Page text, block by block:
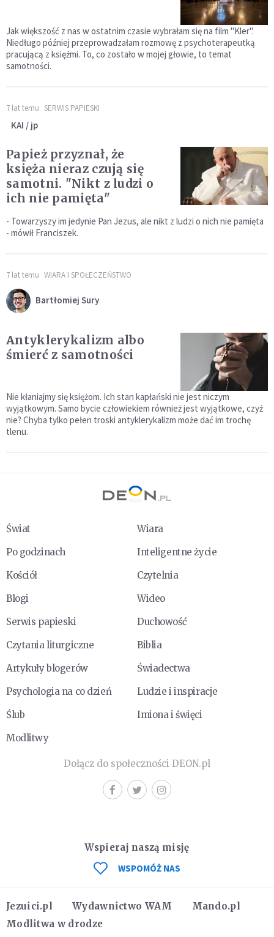
Jak większość z nas w ostatnim czasie wybrałam się na film "Kler".
Niedługo później przeprowadzałam rozmowę z psychoterapeutką
pracującą z księżmi. To, co zostało w mojej głowie, to temat
samotności.
7 lat temu SERWIS PAPIESKI
KAI / jp
Papież przyznał, że
księża nieraz czują się
samotni. "Nikt z ludzi o
ich nie pamięta"
- Towarzyszy im jedynie Pan Jezus, ale nikt z ludzi o nich nie pamięta
- mówił Franciszek.
7 lat temu WIARA I SPOŁECZEŃSTWO
Bartłomiej Sury
Antyklerykalizm albo
śmierć z samotności
Nie kłaniajmy się księżom. Ich stan kapłański nie jest niczym
wyjątkowym. Samo bycie człowiekiem również jest wyjątkowe, czyż
nie? Chyba tylko pełen troski antyklerykalizm może dać im trochę
tlenu.
Świat
Wiara
Po godzinach
Inteligentne życie
Kościół
Czytelnia
Blogi
Wideo
Serwis papieski
Duchowość
Czytania liturgiczne
Biblia
Artykuły blogerów
Świadectwa
Psychologia na co dzień
Ludzie i inspiracje
Ślub
Imiona i święci
Modlitwy
Dołącz do społeczności DEON.pl
Jezuici.pl Wydawnictwo WAM
Mando.pl
Modlitwa w drodze
Wspieraj naszą misję
WSPOMÓŻ NAS